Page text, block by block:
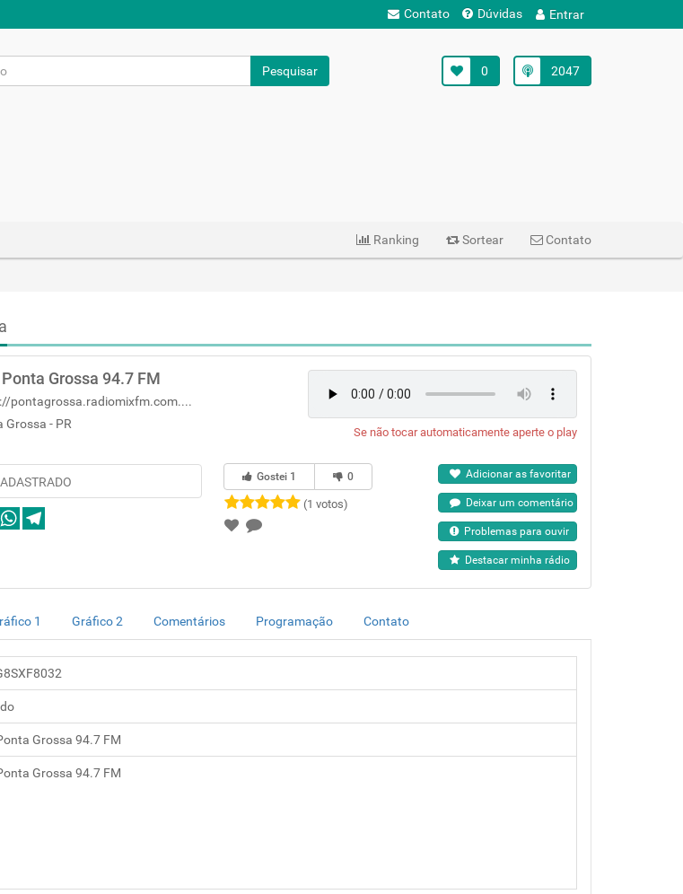
Contato Dúvidas Entrar
Pesquisar 2047
0
Ranking Sortear Contato
Grossa 94.7 FM
https://pontagrossa.radiomixfm.com.br/programas/mix-tudo/home/
Grossa - PR
Se não tocar automaticamente aperte o play
Gostei 1 0
(1 votos)
Adicionar as favoritar
Deixar um comentário
Problemas para ouvir
Destacar minha rádio
1 Gráfico 2 Comentários Programação Contato
Grossa 94.7 FM
Grossa 94.7 FM